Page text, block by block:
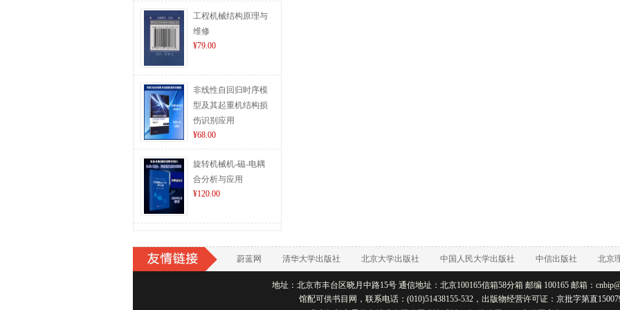
工程机械结构原理与
维修
¥79.00
非线性自回归时序模
型及其起重机结构损
伤识别应用
¥68.00
旋转机械机-磁-电耦
合分析与应用
¥120.00
蔚蓝网 清华大学出版社 北京大学出版社 中国人民大学出版社 中信出版社 北京
地址：北京市丰台区晓月中路15号 通信地址：北京100165信箱58分箱 邮编 100165 邮箱：
馆配可供书目网，联系电话：(010)51438155-532，出版物经营许可证： 京批字第直